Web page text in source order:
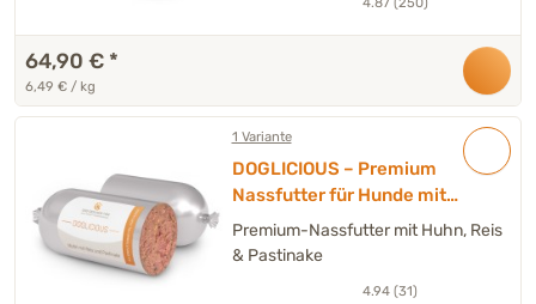
64,90 € *
6,49 € / kg
1 Variante
DOGLICIOUS – Premium
Nassfutter für Hunde mit
Huhn, Reis & Pastinake – 6 x
Wurst à 400 g
Premium-Nassfutter mit Huhn, Reis
& Pastinake
4.94 (31)